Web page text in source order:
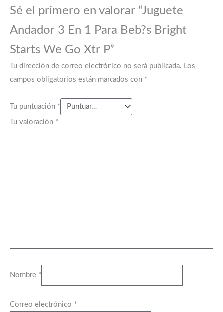
Sé el primero en valorar “Juguete
Andador 3 En 1 Para Beb?s Bright
Starts We Go Xtr P”
Tu dirección de correo electrónico no será publicada. Los
campos obligatorios están marcados con *
Tu puntuación *
Tu valoración *
Nombre *
Correo electrónico *